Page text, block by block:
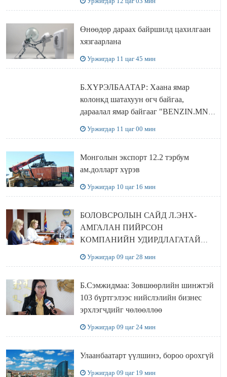
Өнөөдөр дараах байршилд цахилгаан
хязгаарлана
Уржигдар 11 цаг 45 мин
Б.ХҮРЭЛБААТАР: Хаана ямар
колонкд шатахуун өгч байгаа,
дараалал ямар байгааг "BENZIN.MN”
Уржигдар 11 цаг 00 мин
Монголын экспорт 12.2 тэрбум
ам.долларт хүрэв
Уржигдар 10 цаг 16 мин
БОЛОВСРОЛЫН САЙД Л.ЭНХ-
АМГАЛАН ПИЙРСОН
КОМПАНИЙН УДИРДЛАГАТАЙ
Уржигдар 09 цаг 28 мин
Б.Сэмжидмаа: Зөвшөөрлийн шинжтэй
103 бүртгэлээс нийслэлийн бизнес
эрхлэгчдийг чөлөөллөө
Уржигдар 09 цаг 24 мин
Улаанбаатарт үүлшинэ, бороо орохгүй
Уржигдар 09 цаг 19 мин